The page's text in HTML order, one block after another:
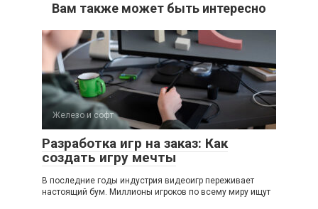
Вам также может быть интересно
Железо и софт
Разработка игр на заказ: Как
создать игру мечты
В последние годы индустрия видеоигр переживает
настоящий бум. Миллионы игроков по всему миру ищут